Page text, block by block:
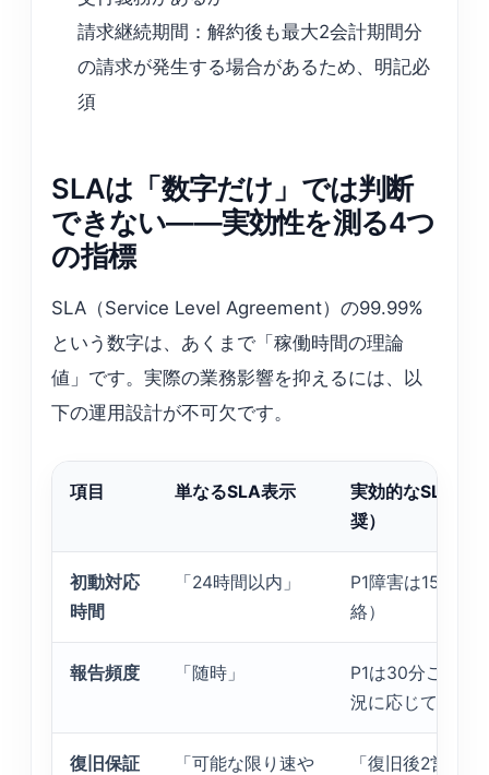
請求継続期間：解約後も最大2会計期間分
の請求が発生する場合があるため、明記必
須
SLAは「数字だけ」では判断
できない——実効性を測る4つ
の指標
SLA（Service Level Agreement）の99.99%
という数字は、あくまで「稼働時間の理論
値」です。実際の業務影響を抑えるには、以
下の運用設計が不可欠です。
項目 単なるSLA表示
実効的なSLA条
奨）
初動対応
時間
「24時間以内」
P1障害は15分以
絡）
報告頻度 「随時」
P1は30分ごと、
況に応じて電話
復旧保証
「可能な限り速や
「復旧後2営業